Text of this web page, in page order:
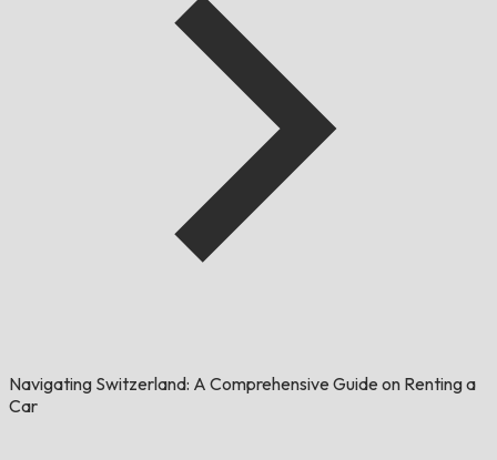
Navigating Switzerland: A Comprehensive Guide on Renting a
Car